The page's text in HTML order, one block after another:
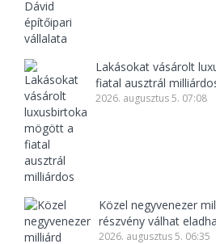
Lakásokat vásárolt
fiatal ausztrál
2026. augusztus 5. 07:08
Közel negyvenezer
részvény válhat
2026. augusztus 5. 06:35